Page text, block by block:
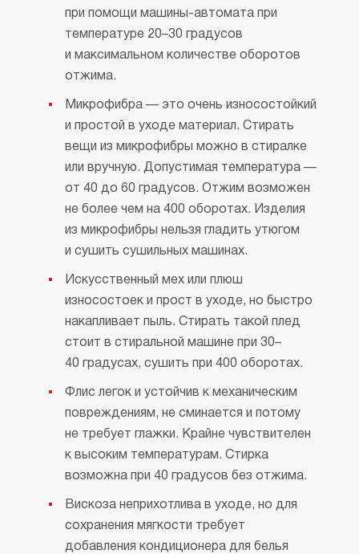
при помощи машины-автомата при
температуре 20–30 градусов
и максимальном количестве оборотов
отжима.
Микрофибра — это очень износостойкий
и простой в уходе материал. Стирать
вещи из микрофибры можно в стиралке
или вручную. Допустимая температура —
от 40 до 60 градусов. Отжим возможен
не более чем на 400 оборотах. Изделия
из микрофибры нельзя гладить утюгом
и сушить сушильных машинах.
Искусственный мех или плюш
износостоек и прост в уходе, но быстро
накапливает пыль. Стирать такой плед
стоит в стиральной машине при 30–
40 градусах, сушить при 400 оборотах.
Флис легок и устойчив к механическим
повреждениям, не сминается и потому
не требует глажки. Крайне чувствителен
к высоким температурам. Стирка
возможна при 40 градусов без отжима.
Вискоза неприхотлива в уходе, но для
сохранения мягкости требует
добавления кондиционера для белья